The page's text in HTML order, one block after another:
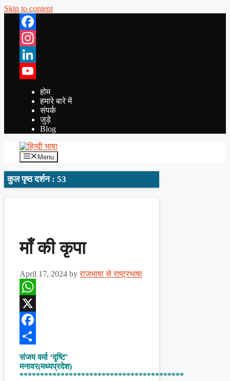
Skip to content
Facebook
Instagram
LinkedIn
YouTube
होम
हमारे बारे में
संपर्क
जुड़े
Blog
Menu
कुल पृष्ठ दर्शन : 53
माँ की कृपा
April 17, 2024 byराजभाषा से राष्ट्रभाषा
WhatsApp
X
Facebook
Share
संजय वर्मा ‘दृष्टि’
मनावर(मध्यप्रदेश)
****************************************